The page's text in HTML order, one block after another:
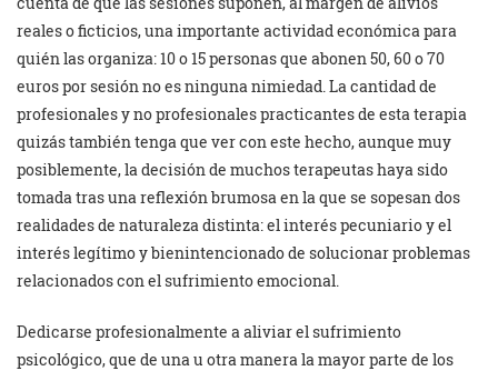
reales o ficticios, una importante actividad económica para
quién las organiza: 10 o 15 personas que abonen 50, 60 o 70
euros por sesión no es ninguna nimiedad. La cantidad de
profesionales y no profesionales practicantes de esta terapia
quizás también tenga que ver con este hecho, aunque muy
posiblemente, la decisión de muchos terapeutas haya sido
tomada tras una reflexión brumosa en la que se sopesan dos
realidades de naturaleza distinta: el interés pecuniario y el
interés legítimo y bienintencionado de solucionar problemas
relacionados con el sufrimiento emocional.
Dedicarse profesionalmente a aliviar el sufrimiento
psicológico, que de una u otra manera la mayor parte de los